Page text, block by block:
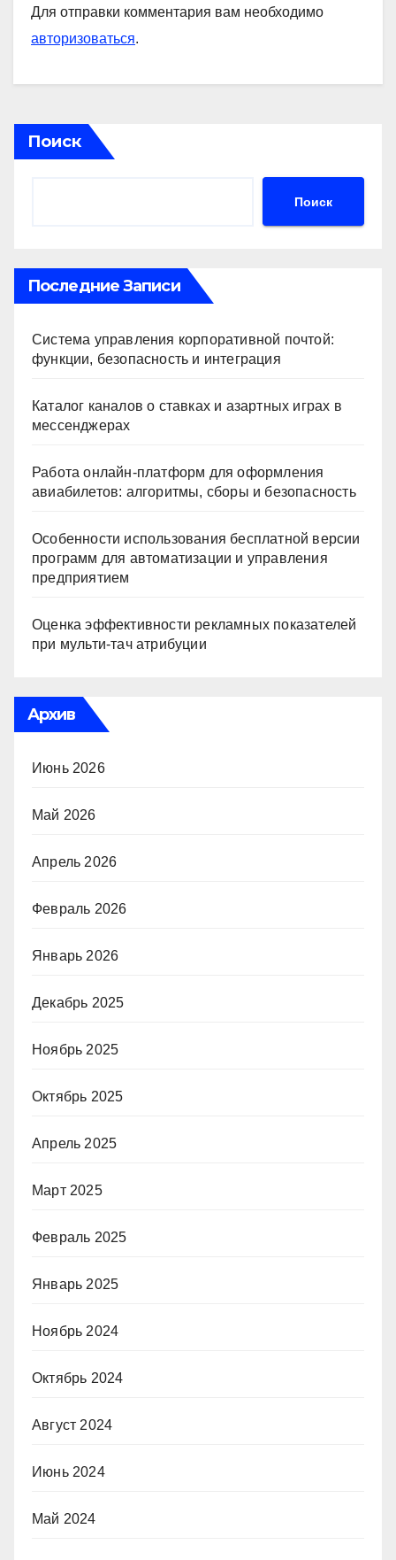
Для отправки комментария вам необходимо
авторизоваться.
Поиск
Поиск
Последние Записи
Система управления корпоративной почтой:
функции, безопасность и интеграция
Каталог каналов о ставках и азартных играх в
мессенджерах
Работа онлайн‑платформ для оформления
авиабилетов: алгоритмы, сборы и безопасность
Особенности использования бесплатной версии
программ для автоматизации и управления
предприятием
Оценка эффективности рекламных показателей
при мульти-тач атрибуции
Архив
Июнь 2026
Май 2026
Апрель 2026
Февраль 2026
Январь 2026
Декабрь 2025
Ноябрь 2025
Октябрь 2025
Апрель 2025
Март 2025
Февраль 2025
Январь 2025
Ноябрь 2024
Октябрь 2024
Август 2024
Июнь 2024
Май 2024